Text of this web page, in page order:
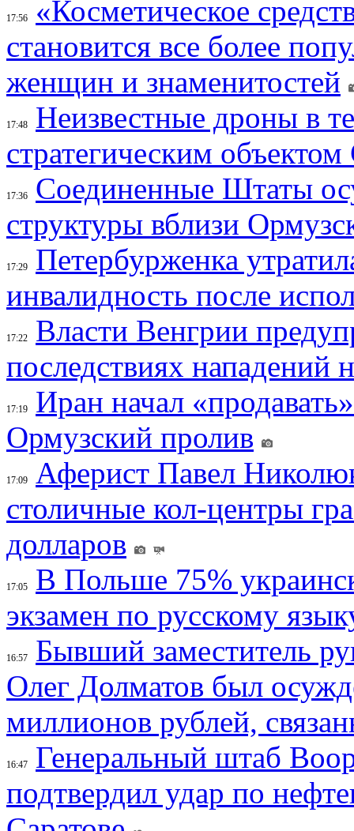
17:56
«Косметическое
становится все более
женщин и знаменитостей
17:48
Неизвестные дроны в
стратегическим
17:36
Соединенные Штаты
структуры вблизи
17:29
Петербурженка
инвалидность после
17:22
Власти Венгрии
последствиях нападений
17:19
Иран начал
Ормузский пролив
17:09
Аферист Павел
столичные кол-центры
долларов
17:05
В Польше 75%
экзамен по русскому
16:57
Бывший заместитель
Олег Долматов был
миллионов рублей,
16:47
Генеральный штаб
подтвердил удар по